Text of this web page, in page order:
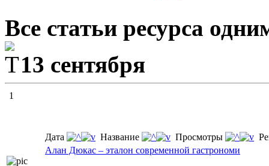
Все статьи ресурса
13 сентября
1
Дата Название Просмотры
Алан Дюкас – эталон современной гастрономи